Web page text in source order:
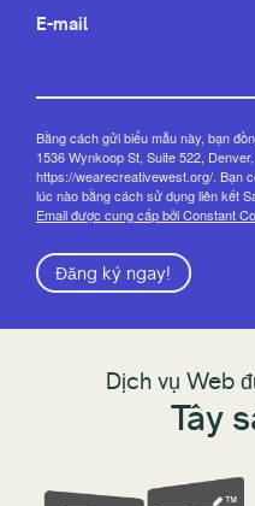
E-mail
Bằng cách gửi biểu mẫu này, bạn
1536 Wynkoop St, Suite 522,
https://wearecreativewest.org/. Bạn
lúc nào bằng cách sử dụng liên kết
Email được cung cấp bởi Constant
Đăng ký ngay!
Dịch vụ Web
Tây